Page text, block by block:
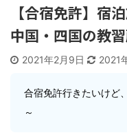
【合宿免許】宿
中国・四国の教
2021年2月9日 2021
合宿免許行きたいけど
～